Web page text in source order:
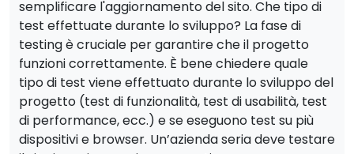
semplificare l'aggiornamento del sito. Che tipo di
test effettuate durante lo sviluppo? La fase di
testing è cruciale per garantire che il progetto
funzioni correttamente. È bene chiedere quale
tipo di test viene effettuato durante lo sviluppo del
progetto (test di funzionalità, test di usabilità, test
di performance, ecc.) e se eseguono test su più
dispositivi e browser. Un’azienda seria deve testare